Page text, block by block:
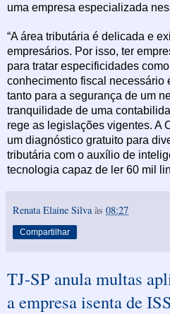
uma empresa especializada
“A área tributária é delicada e
empresários. Por isso, ter
para tratar especificidades
conhecimento fiscal necessário
tanto para a segurança de um
tranquilidade de uma
rege as legislações vigentes. A
um diagnóstico gratuito para
tributária com o auxílio de
tecnologia capaz de ler 60 mil
Renata Elaine Silva às 08:27
Compartilhar
TJ-SP anula multas
a empresa isenta de ISS